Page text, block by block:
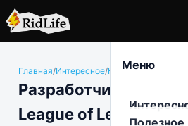
Меню
Полезное
Главная/Интересное/Компьютерные
Разработчики
League of Legends